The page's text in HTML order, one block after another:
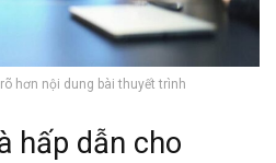
hơn nội dung bài thuyết trình
hấp dẫn cho